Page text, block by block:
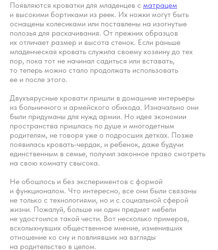
Появляются кроватки для младенцев с матрацем
и высокими бортиками из реек. Их ножки могут быть
оснащены колесиками или поставлены на изогнутые
полозья для раскачивания. От прежних образцов
их отличает размер и высота стенок. Если раньше
младенческая кровать служила своему хозяину до тех
пор, пока тот не начинал садиться или вставать,
то теперь можно стало продолжать использовать
ее и после этого.
Двухъярусные кровати пришли в домашние интерьеры
из больничного и армейского обихода. Изначально они
были придуманы для нужд армии. Но идея экономии
пространства пришлась по душе и многодетным
родителям, не говоря уже о подросших детках. Позже
появилась кровать-чердак, и ребенок, даже будучи
единственным в семье, получил законное право смотреть
на свою комнату свысока.
Не обошлось и без экспериментов с формой
и функционалом. Что интересно, все они были связаны
не только с технологиями, но и с социальной сферой
жизни. Пожалуй, больше ни один предмет мебели
не удостоился такой чести. Вот несколько примеров,
всколыхнувших общественное мнение, изменивших
отношение ко сну и повлиявших на взгляды
на родительство в целом.